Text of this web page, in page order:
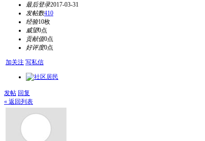
最后登录2017-03-31
发帖数410
经验10枚
威望0点
贡献值0点
好评度0点
加关注 写私信
发帖 回复
« 返回列表